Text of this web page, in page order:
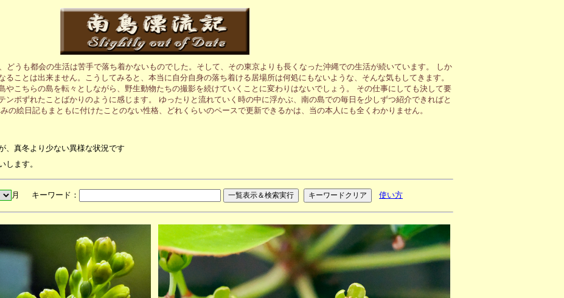
どうも都会の生活は苦手で落ち着かないものでした。そして、その東京よりも長くなった沖縄での生活が続いています。 しか
ることは出来ません。こうしてみると、本当に自分自身の落ち着ける居場所は何処にもないような、そんな気もしてきます。
やこちらの島を転々としながら、野生動物たちの撮影を続けていくことに変わりはないでしょう。 その仕事にしても決して要
ンポずれたことばかりのように感じます。 ゆったりと流れていく時の中に浮かぶ、南の島での毎日を少しずつ紹介できればと
の絵日記もまともに付けたことのない性格、どれくらいのペースで更新できるかは、当の本人にも全くわかりません。
、真冬より少ない異様な状況です
します。
月 キーワード： 使い方